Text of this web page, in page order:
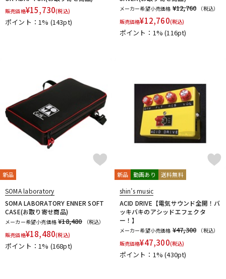
販売価格¥15,730(税込)
ポイント：1% (143pt)
メーカー希望小売価格 ¥12,760
（税込）
販売価格¥12,760(税込)
ポイント：1%(116pt)
新品
SOMA laboratory
SOMA LABORATORY ENNER SOFT
CASE(お取り寄せ商品)
メーカー希望小売価格 ¥18,480
（税込）
販売価格¥18,480(税込)
ポイント：1% (168pt)
新品 動画あり 送料無料
shin’s music
ACID DRIVE【電気サウンド全開！バ
ッキバキのアシッドエフェクタ
ー！】
メーカー希望小売価格 ¥47,300
（税込）
販売価格¥47,300(税込)
ポイント：1%(430pt)